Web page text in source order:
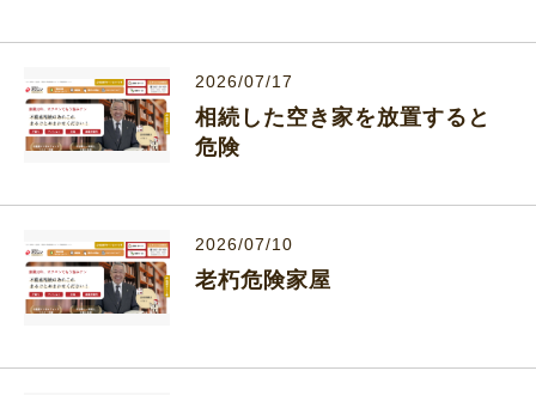
2026/07/17
相続した空き家を放置すると
危険
2026/07/10
老朽危険家屋